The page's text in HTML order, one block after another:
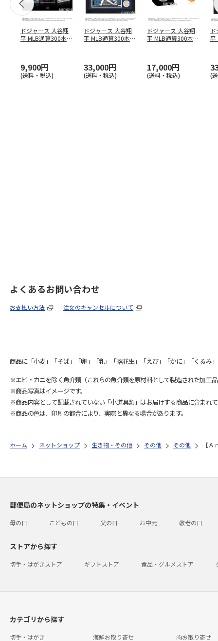
ドジャース 大谷翔
平 MLB通算300本塁
9,900円
(送料・税込)
ドジャース 大谷翔
平 MLB通算300本塁
33,000円
(送料・税込)
ドジャース 大谷翔
平 MLB通算300本塁
17,000円
(送料・税込)
平
(
よくあるお問い合わせ
お支払い方法 注文のキャンセルについて
商品に「小麦」「そば」「卵」「乳」「落花生」「えび」「かに」「くるみ
※エビ・カニを除く魚介類（これらの魚介類を原材料として製造された加工
※商品写真はイメージです。
※商品内容として記載されていない「小道具類」はお届けする商品に含まれ
※商品の色は、印刷の都合により、実際と異なる場合があります。
ホーム ネットショップ 生き物・その他 その他 その他 【
郵便局のネットショップの特集・イベント
母の日 こどもの日 父の日 お中元 敬老の日
ストアから探す
切手・はがきストア ギフトストア 食品・グルメストア
カテゴリから探す
切手・はがき 海鮮お取り寄せ 肉お取り寄せ